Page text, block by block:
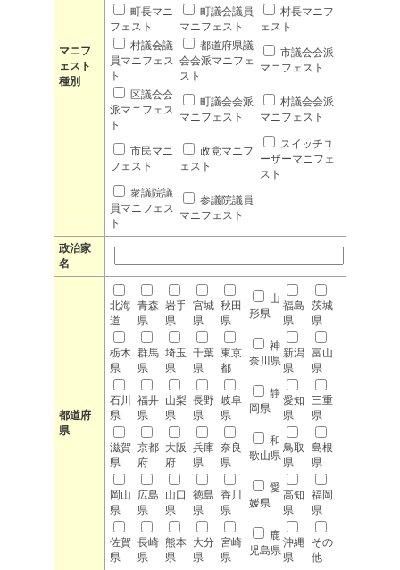
マニフ
ェスト
種別
町長マニ
フェスト
町議会議員
マニフェスト
村長マニフ
ェスト
村議会議
員マニフェス
ト
都道府県議
会会派マニフェ
スト
市議会会派
マニフェスト
区議会会
派マニフェス
ト
町議会会派
マニフェスト
村議会会派
マニフェスト
市民マニ
フェスト
政党マニフ
ェスト
スイッチユ
ーザーマニフェ
スト
衆議院議
員マニフェス
ト
参議院議員
マニフェスト
政治家
名
都道府
県
北海
道
青森
県
岩手
県
宮城
県
秋田
県
山
形県
福島
県
茨城
県
栃木
県
群馬
県
埼玉
県
千葉
県
東京
都
神
奈川県
新潟
県
富山
県
石川
県
福井
県
山梨
県
長野
県
岐阜
県
静
岡県
愛知
県
三重
県
滋賀
県
京都
府
大阪
府
兵庫
県
奈良
県
和
歌山県
鳥取
県
島根
県
岡山
県
広島
県
山口
県
徳島
県
香川
県
愛
媛県
高知
県
福岡
県
佐賀
県
長崎
県
熊本
県
大分
県
宮崎
県
鹿
児島県
沖縄
県
その
他